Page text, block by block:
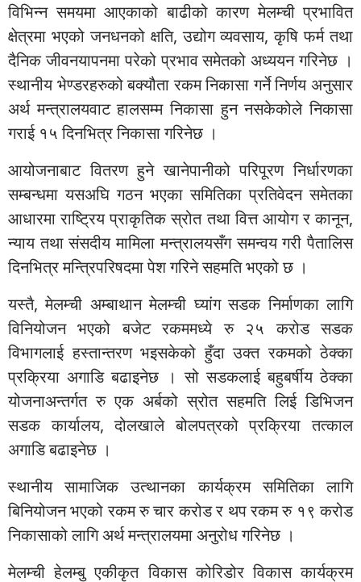
विभिन्न समयमा आएकाको बाढीको कारण मेलम्ची प्रभावित
क्षेत्रमा भएको जनधनको क्षति, उद्योग व्यवसाय, कृषि फर्म तथा
दैनिक जीवनयापनमा परेको प्रभाव समेतको अध्ययन गरिनेछ ।
स्थानीय भेण्डरहरुको बक्यौता रकम निकासा गर्ने निर्णय अनुसार
अर्थ मन्त्रालयवाट हालसम्म निकासा हुन नसकेकोले निकासा
गराई १५ दिनभित्र निकासा गरिनेछ ।
आयोजनाबाट वितरण हुने खानेपानीको परिपूरण निर्धारणका
सम्बन्धमा यसअघि गठन भएका समितिका प्रतिवेदन समेतका
आधारमा राष्ट्रिय प्राकृतिक स्रोत तथा वित्त आयोग र कानून,
न्याय तथा संसदीय मामिला मन्त्रालयसँग समन्वय गरी पैतालिस
दिनभित्र मन्त्रिपरिषदमा पेश गरिने सहमति भएको छ ।
यस्तै, मेलम्ची अम्बाथान मेलम्ची घ्यांग सडक निर्माणका लागि
विनियोजन भएको बजेट रकममध्ये रु २५ करोड सडक
विभागलाई हस्तान्तरण भइसकेको हुँदा उक्त रकमको ठेक्का
प्रक्रिया अगाडि बढाइनेछ । सो सडकलाई बहुबर्षीय ठेक्का
योजनाअन्तर्गत रु एक अर्बको स्रोत सहमति लिई डिभिजन
सडक कार्यालय, दोलखाले बोलपत्रको प्रक्रिया तत्काल
अगाडि बढाइनेछ ।
स्थानीय सामाजिक उत्थानका कार्यक्रम समितिका लागि
बिनियोजन भएको रकम रु चार करोड र थप रकम रु १९ करोड
निकासाको लागि अर्थ मन्त्रालयमा अनुरोध गरिनेछ ।
मेलम्ची हेलम्बु एकीकृत विकास कोरिडोर विकास कार्यक्रम